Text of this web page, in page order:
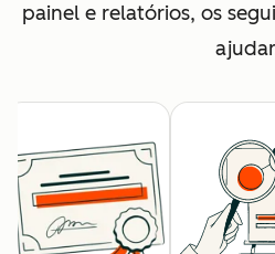
painel e relatórios, os